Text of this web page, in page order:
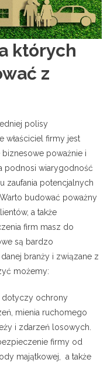
których
z
polisy
właściciel firmy jest
poważnie i
podnosi wiarygodność
zaufania potencjalnych
budować poważny
a także
firm masz do
są bardzo
branży i związane z
możemy:
dotyczy ochrony
mienia ruchomego
i zdarzeń losowych.
firmy od
majątkowej, a także